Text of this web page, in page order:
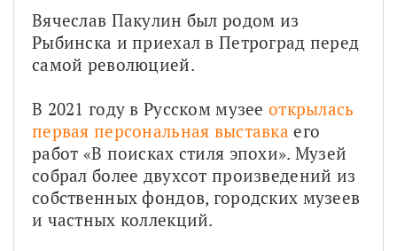
Вячеслав Пакулин был родом из
Рыбинска и приехал в Петроград перед
самой революцией.
В 2021 году в Русском музее открылась
первая персональная выставка его
работ «В поисках стиля эпохи». Музей
собрал более двухсот произведений из
собственных фондов, городских музеев
и частных коллекций.